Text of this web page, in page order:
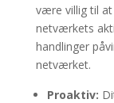
være villig til
netværkets
handlinger
netværket.
Proaktiv: